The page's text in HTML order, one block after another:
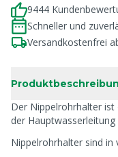
9444
Schneller und
Versandkostenfrei
Der Nippelrohrhalter ist
der
Nippelrohrhalter sind in